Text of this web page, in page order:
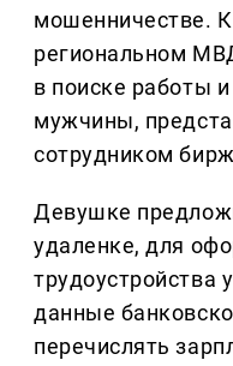
мошенничестве.
региональном
в поиске работы
мужчины,
сотрудником
Девушке
удаленке, для
трудоустройства
данные
перечислять